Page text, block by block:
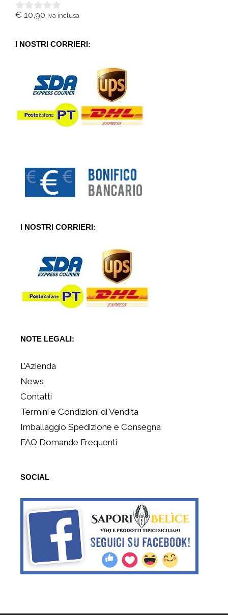
0
5
€ 10,90 Iva inclusa
I NOSTRI CORRIERI:
I NOSTRI CORRIERI:
NOTE LEGALI:
L’Azienda
News
Contatti
Termini e Condizioni di Vendita
Imballaggio Spedizione e Consegna
FAQ Domande Frequenti
SOCIAL